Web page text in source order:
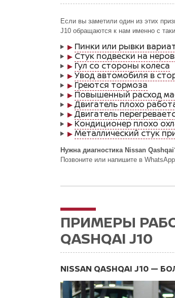
Если вы заметили один из этих
J10 обращаются к нам именно с
▶ Пинки или рывки
▶ Стук подвески на
▶ Гул со стороны колеса
▶ Увод автомобиля в
▶ Греются тормоза
▶ Повышенный расход
▶ Двигатель плохо
▶ Двигатель
▶ Кондиционер плохо
▶ Металлический стук
Нужна диагностика Nissan
Позвоните или напишите в
ПРИМЕРЫ
QASHQAI J10
NISSAN QASHQAI J10 —